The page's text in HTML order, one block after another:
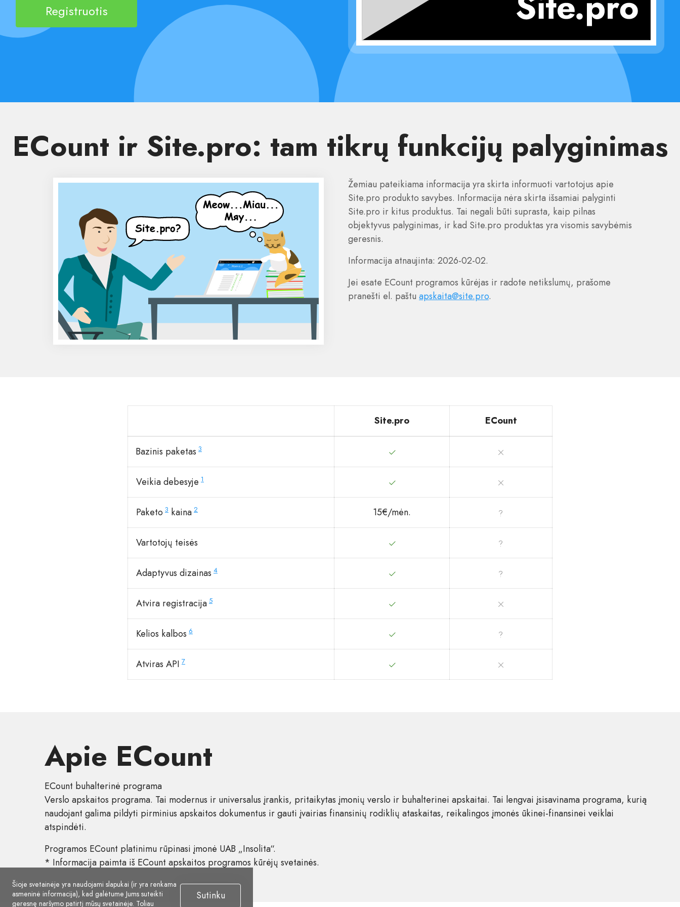
Registruotis
ECount ir Site.pro: tam tikrų funkcijų palyginimas
Žemiau pateikiama informacija yra skirta informuoti vartotojus apie
Site.pro produkto savybes. Informacija nėra skirta išsamiai palyginti
Site.pro ir kitus produktus. Tai negali būti suprasta, kaip pilnas
objektyvus palyginimas, ir kad Site.pro produktas yra visomis savybėmis
geresnis.
Informacija atnaujinta: 2026-02-02.
Jei esate ECount programos kūrėjas ir radote netikslumų, prašome
pranešti el. paštu apskaita@site.pro.
Site.pro ECount
Bazinis paketas 3
Veikia debesyje 1
Paketo 3 kaina 2 15€/mėn.
Vartotojų teisės
Adaptyvus dizainas 4
Atvira registracija 5
Kelios kalbos 6
Atviras API 7
Apie ECount
ECount buhalterinė programa
Verslo apskaitos programa. Tai modernus ir universalus įrankis, pritaikytas įmonių verslo ir buhalterinei apskaitai. Tai lengvai įsisavinama programa, kurią
naudojant galima pildyti pirminius apskaitos dokumentus ir gauti įvairias finansinių rodiklių ataskaitas, reikalingos įmonės ūkinei-finansinei veiklai
atspindėti.
Programos ECount platinimu rūpinasi įmonė UAB „Insolita“.
* Informacija paimta iš ECount apskaitos programos kūrėjų svetainės.
Šioje svetainėje yra naudojami slapukai (ir yra renkama
asmeninė informacija), kad galėtume Jums suteikti
geresnę naršymo patirtį mūsų svetainėje. Toliau
Sutinku